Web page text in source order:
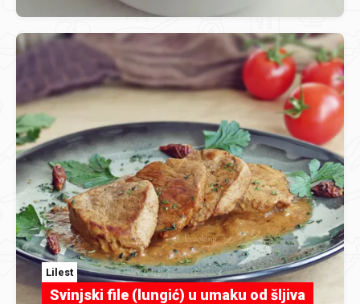
Lilest
Svinjski file (lungić) u umaku od šljiva